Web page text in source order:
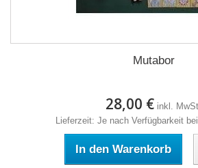
Mutabor
28,00 € inkl.
Lieferzeit: Je nach Verfügbarkeit
In den Warenkorb